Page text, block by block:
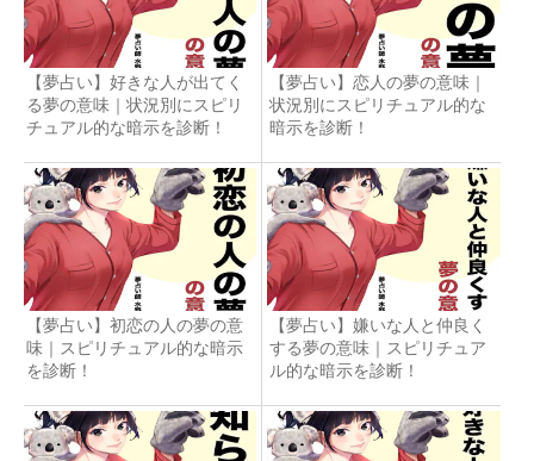
【夢占い】好きな人が出てく
る夢の意味｜状況別にスピリ
チュアル的な暗示を診断！
【夢占い】恋人の夢の意味｜
状況別にスピリチュアル的な
暗示を診断！
【夢占い】初恋の人の夢の意
味｜スピリチュアル的な暗示
を診断！
【夢占い】嫌いな人と仲良く
する夢の意味｜スピリチュア
ル的な暗示を診断！